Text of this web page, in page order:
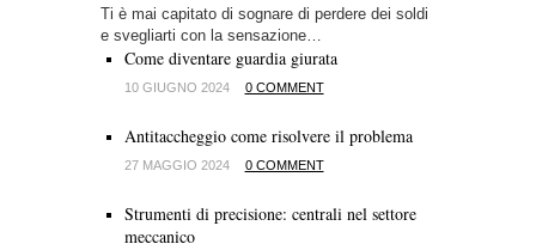
Ti è mai capitato di sognare di perdere dei soldi
e svegliarti con la sensazione…
Come diventare guardia giurata
10 GIUGNO 2024 0 COMMENT
Antitaccheggio come risolvere il problema
27 MAGGIO 2024 0 COMMENT
Strumenti di precisione: centrali nel settore
meccanico